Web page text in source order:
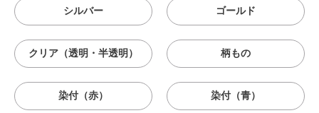
シルバー ゴールド
クリア（透明・半透明） 柄もの
染付（赤） 染付（青）